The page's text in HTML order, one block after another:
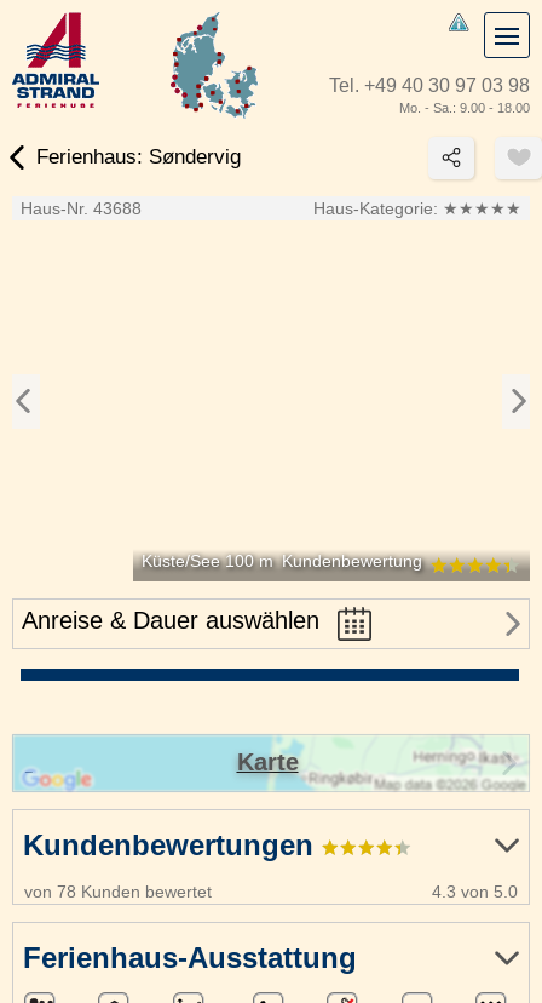
Tel. +49 40 30 97 03 98
Mo. - Sa.: 9.00 - 18.00
Ferienhaus: Søndervig
Haus-Nr. 43688 Haus-Kategorie: ★★★★★
Küste/See 100 m Kundenbewertung
Anreise & Dauer auswählen
Kundenbewertungen
von 78 Kunden bewertet 4.3 von 5.0
Ferienhaus-Ausstattung
Karte